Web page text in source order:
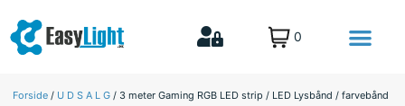
0
Forside / U D S A L G / 3 meter Gaming RGB LED strip / LED Lysbånd / farvebånd